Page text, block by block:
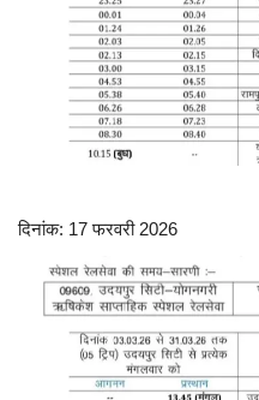
बॉलीवुड
लाईफ & साइंस
जीवन मंत्र
दिनांक: 17 फरवरी 2026